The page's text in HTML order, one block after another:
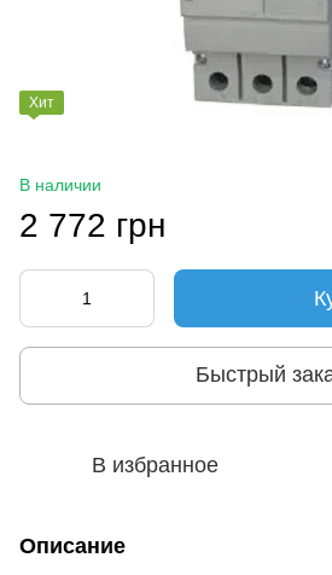
Хит
В наличии
2 772 грн
Быстрый
В избранное
Описание